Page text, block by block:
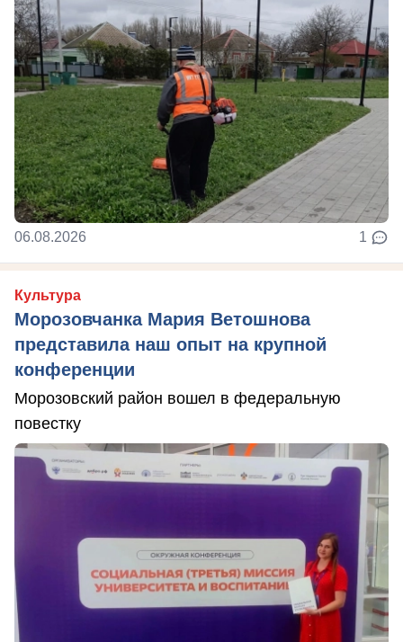
06.08.2026 1
Культура
Морозовчанка Мария Ветошнова
представила наш опыт на крупной
конференции
Морозовский район вошел в федеральную
повестку